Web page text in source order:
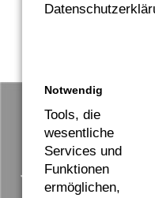
Welches
Notwendig
Tools, die
wesentliche
Services und
Funktionen
ermöglichen,